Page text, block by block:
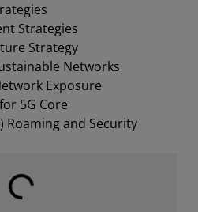
Strategies
Strategy
Networks
Exposure
5G Core
Roaming and Security